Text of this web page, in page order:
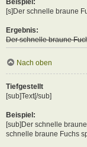
Beispiel:
[s]Der schnelle braune
Ergebnis:
Der schnelle braune
Nach oben
Tiefgestellt
[sub]Text[/sub]
Beispiel:
[sub]Der schnelle
schnelle braune Fuchs